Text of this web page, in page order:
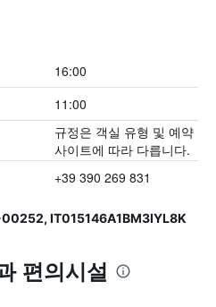
16:00
11:00
규정은 객실 유형 및 예약
사이트에 따라 다릅니다.
+39 390 269 831
IT015146A1BM3IYL8K
편의시설